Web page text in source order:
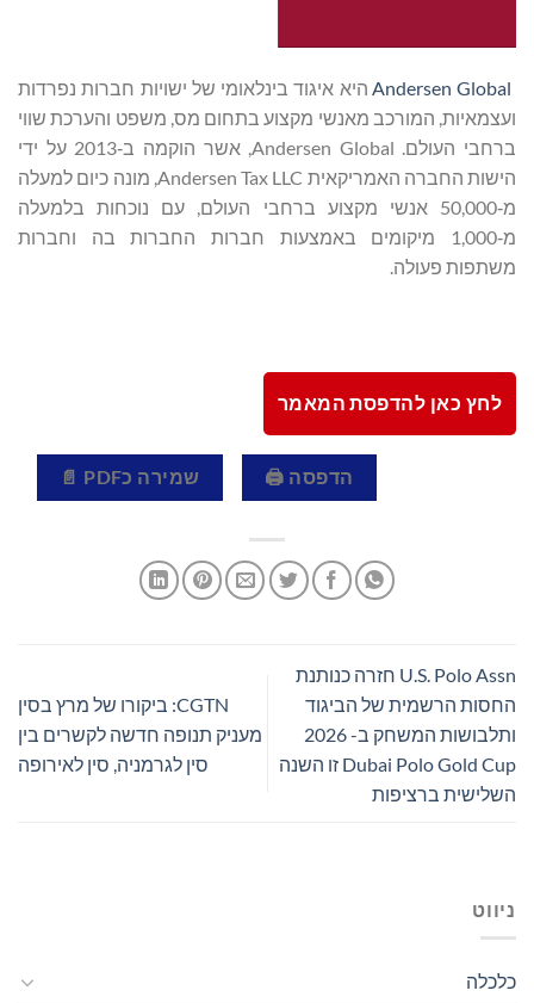
היא איגוד בינלאומי של ישויות חברות נפרדות
ועצמאיות, המורכב מאנשי מקצוע בתחום מס, משפט והערכת שווי
ברחבי העולם. Andersen Global, אשר הוקמה ב‑2013 על ידי
הישות החברה האמריקאית Andersen Tax LLC, מונה כיום למעלה
מ‑50,000 אנשי מקצוע ברחבי העולם, עם נוכחות בלמעלה
מ‑1,000 מיקומים באמצעות חברות החברות בה וחברות
משתפות פעולה.
לחץ כאן להדפסת המאמר
הדפסה 🖨 שמירה כPDF 📄
U.S. Polo Assn חזרה כנותנת
החסות הרשמית של הביגוד
ותלבושות המשחק ב- 2026
Dubai Polo Gold Cup זו השנה
השלישית ברציפות
CGTN: ביקורו של מרץ בסין
מעניק תנופה חדשה לקשרים בין
סין לגרמניה, סין לאירופה
ניווט
כלכלה